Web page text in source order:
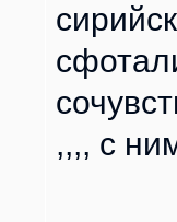
,,,, с